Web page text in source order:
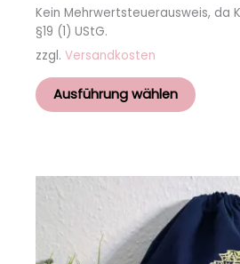
Kein Mehrwertsteuerausweis, da
§19 (1) UStG.
zzgl. Versandkosten
Ausführung wählen
Ursprünglicher
war:
16,95 €
12,95 €.